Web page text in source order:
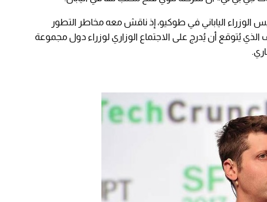
الياباني في طوكيو، إذ ناقش معه مخاطر التطور
يُتوقع أن يُدرج على الاجتماع الوزاري لوزراء دول مجموعة